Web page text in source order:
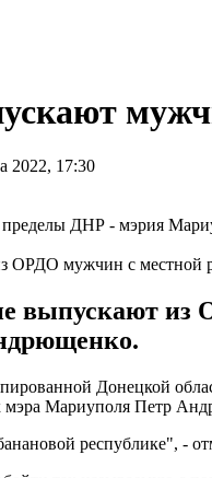
2022, 17:30
ОРДО мужчин с местной
выпускают
Донецкой
мэра Мариуполя Петр
республике", -